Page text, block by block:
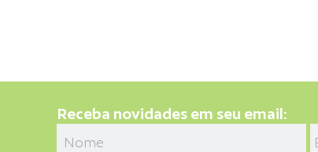
Receba novidades em seu email: